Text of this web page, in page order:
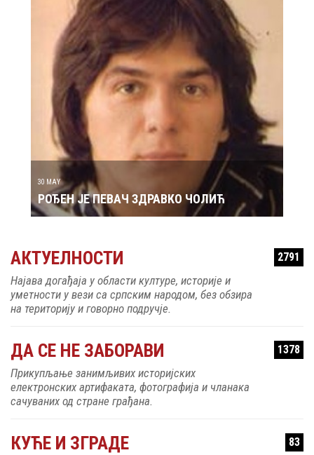
30 MAY
РОЂЕН ЈЕ ПЕВАЧ ЗДРАВКО ЧОЛИЋ
АКТУЕЛНОСТИ 2791
Најава догађаја у области културе, историје и
уметности у вези са српским народом, без обзира
на територију и говорно подручје.
ДА СЕ НЕ ЗАБОРАВИ 1378
Прикупљање занимљивих историјских
електронских артифаката, фотографија и чланака
сачуваних од стране грађана.
КУЋЕ И ЗГРАДЕ 83